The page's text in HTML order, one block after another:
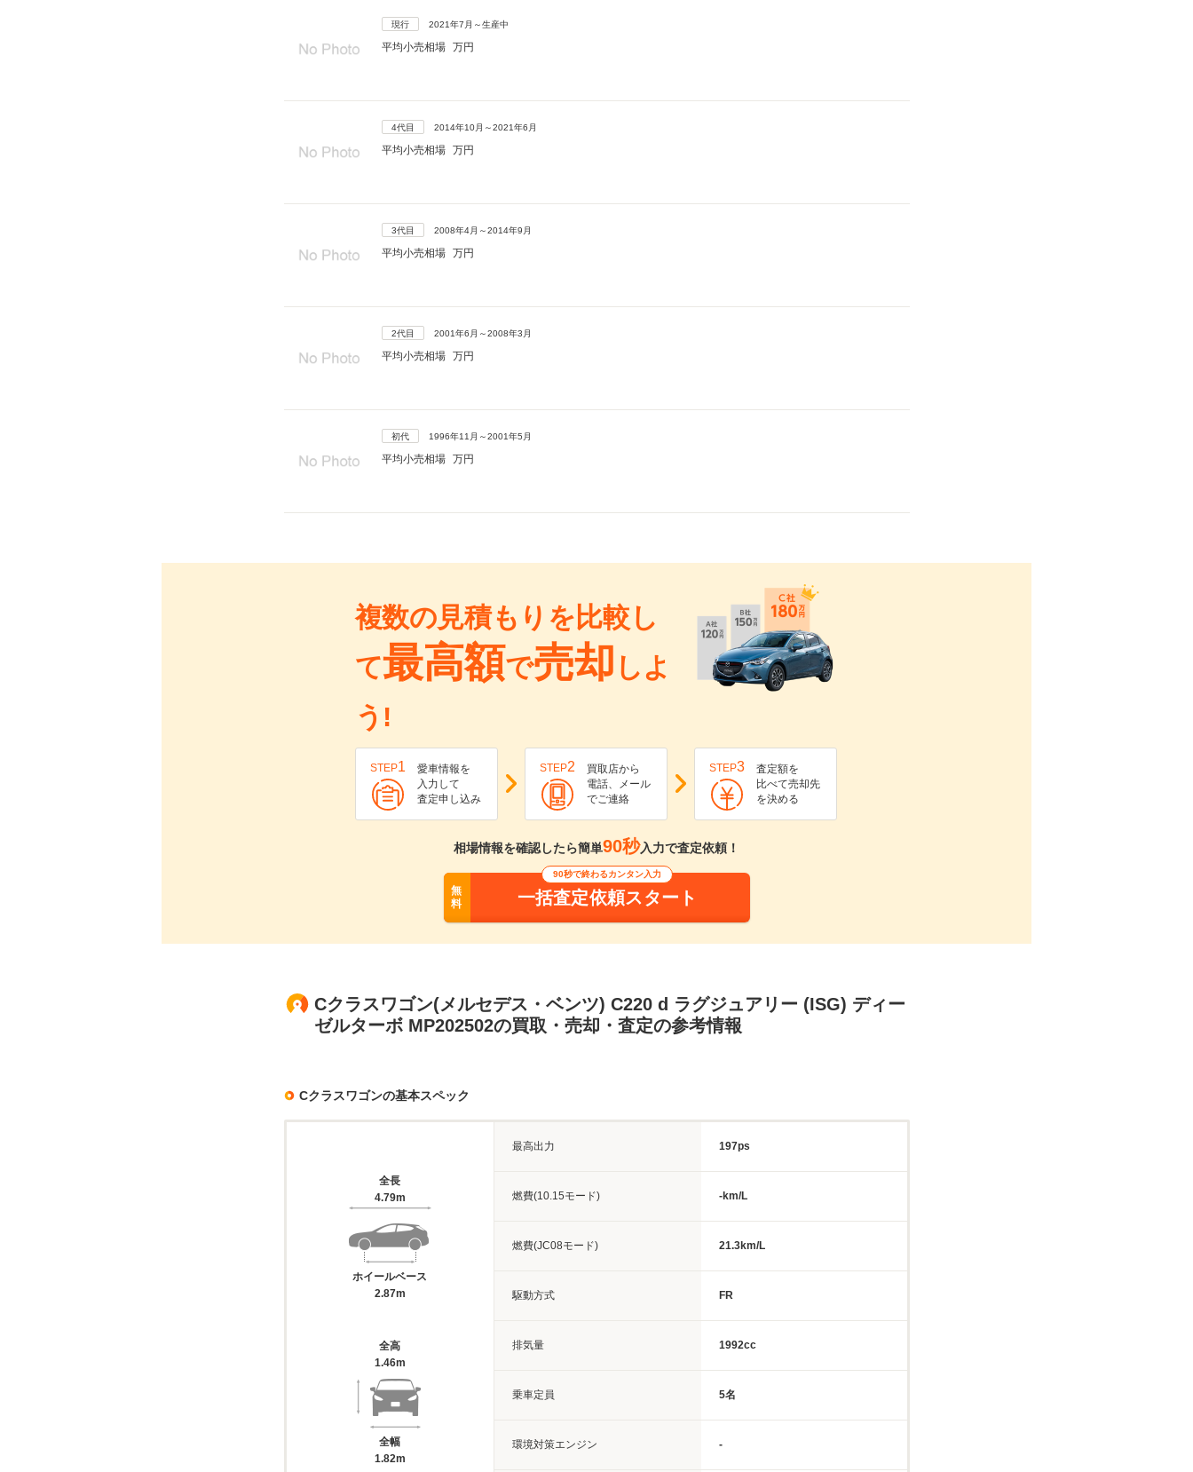
現行 2021年7月～生産中
平均小売相場 万円
4代目 2014年10月～2021年6月
平均小売相場 万円
3代目 2008年4月～2014年9月
平均小売相場 万円
2代目 2001年6月～2008年3月
平均小売相場 万円
初代 1996年11月～2001年5月
平均小売相場 万円
複数の見積もりを比較し
て最高額で売却 しよ
う!
STEP1
愛車情報を
入力して
査定申し込み
STEP2
買取店から
電話、メール
でご連絡
STEP3
査定額を
比べて売却先
を決める
相場情報を確認したら簡単90秒入力で査定依頼！
無
料
90秒で終わるカンタン入力
一括査定依頼スタート
Cクラスワゴン(メルセデス・ベンツ) C220 d ラグジュアリー (ISG) ディー
ゼルターボ MP202502の買取・売却・査定の参考情報
Cクラスワゴンの基本スペック
全長
4.79m
ホイールベース
2.87m
全高
1.46m
全幅
1.82m
最高出力 197ps
燃費(10.15モード) -km/L
燃費(JC08モード) 21.3km/L
駆動方式 FR
排気量 1992cc
乗車定員 5名
環境対策エンジン -